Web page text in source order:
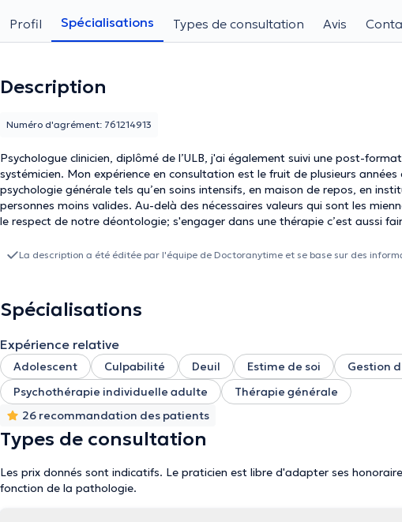
Profil Spécialisations Types de consultation Avis
Description
Psychologue clinicien, diplômé de l’ULB, j'ai également suivi une post-
systémicien. Mon expérience en consultation est le fruit de plusieurs
psychologie générale tels qu’en soins intensifs, en maison de repos, en
personnes moins valides. Au-delà des nécessaires valeurs qui sont les miennes; la bienveillance, l’empathie, le non jugement et
le respect de notre déontologie; s'engager dans une thérapie c’est aussi
cette rencontre, un espace sécurisant, un espace de voyage, au sein de sa
professionnelle ou familiale. Des questions toutes légitimes et qui seront
méritez.
Numéro d'agrément: 761214913
La description a été éditée par l'équipe de Doctoranytime et se base sur des
Spécialisations
Expérience relative
Adolescent Culpabilité Deuil Estime de soi
Gestion
Psychothérapie individuelle adulte
Thérapie générale
26 recommandation des patients
Types de consultation
Les prix donnés sont indicatifs. Le praticien est libre d'adapter ses
fonction de la pathologie.